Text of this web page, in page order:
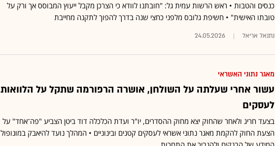
כנסים והטבות • ראש הרשות עמית גל: "חובתנו לוודא כי הצרכן מקבל ייעוץ המבוסס אך ורק על
טובתו האישית" • חשיפת גלובס מלפני כחצי שנה בדרך להפוך לתקנה מחייבת
נתנאל אריאל 24.05.2026
מאגר נתוני האשראי
עשור אחרי שעלתה על השולחן, אושרה הרפורמה שתקל על הלוואות
לעסקים
בצעד חריג ולאחר שהחוק יצא מחוק ההסדרים, יו"ר ועדת הכלכלה דוד ביטן הצביע "פה־אחד" על
הצעת החוק להקמת מאגר נתוני אשראי לעסקים קטנים ובינוניים • המהלך נועד להיאבק במונופול